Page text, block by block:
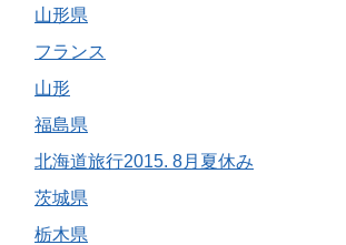
山形県
フランス
山形
福島県
北海道旅行2015. 8月夏休み
茨城県
栃木県